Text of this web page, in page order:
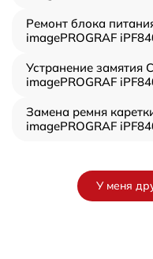
Ремонт блока
imagePROGRAF
Устранение замятия
imagePROGRAF
Замена ремня
imagePROGRAF
У меня